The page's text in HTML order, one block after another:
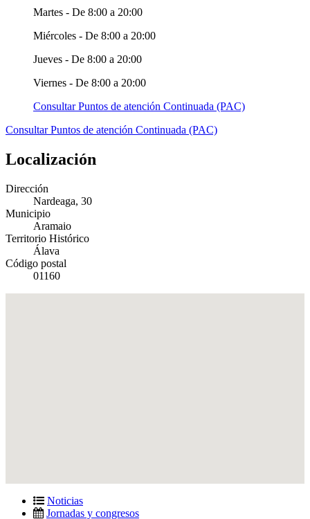
Martes - De 8:00 a 20:00
Miércoles - De 8:00 a 20:00
Jueves - De 8:00 a 20:00
Viernes - De 8:00 a 20:00
Consultar Puntos de atención Continuada (PAC)
Consultar Puntos de atención Continuada (PAC)
Localización
Dirección
Nardeaga, 30
Municipio
Aramaio
Territorio Histórico
Álava
Código postal
01160
Noticias
Jornadas y congresos